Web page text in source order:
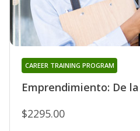
Emprendimiento: De
CAREER TRAINING PROGRAM
$2295.00